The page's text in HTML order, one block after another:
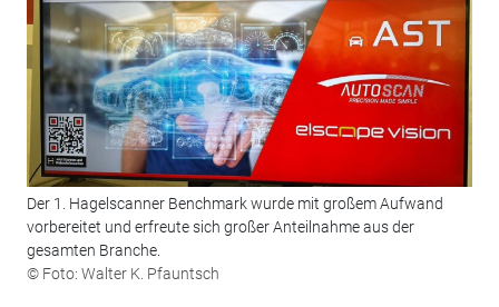
Der 1. Hagelscanner Benchmark wurde mit großem Aufwand
vorbereitet und erfreute sich großer Anteilnahme aus der
gesamten Branche.
© Foto: Walter K. Pfauntsch